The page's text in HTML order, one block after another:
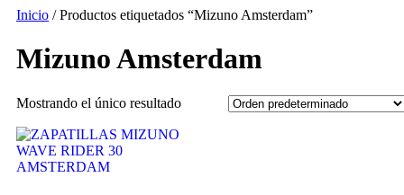
Inicio / Productos etiquetados “Mizuno Amsterdam”
Mizuno Amsterdam
Mostrando el único resultado